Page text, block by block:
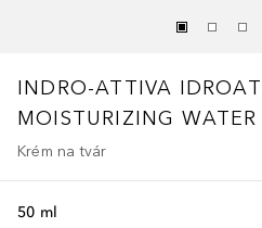
INDRO-ATTIVA
MOISTURIZING WATER
Krém na tvár
50 ml